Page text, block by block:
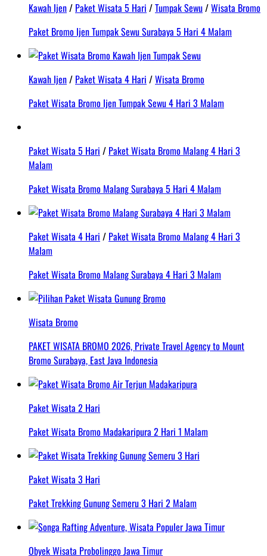
Kawah Ijen/ Paket Wisata 5 Hari /Tumpak Sewu/Wisata Bromo
Paket Bromo Ijen Tumpak Sewu Surabaya 5 Hari 4 Malam
Kawah Ijen/ Paket Wisata 4 Hari /Wisata Bromo
Paket Wisata Bromo Ijen Tumpak Sewu 4 Hari 3 Malam
Paket Wisata 5 Hari / Paket Wisata Bromo Malang 4 Hari 3
Malam
Paket Wisata Bromo Malang Surabaya 5 Hari 4 Malam
Paket Wisata 4 Hari / Paket Wisata Bromo Malang 4 Hari 3
Malam
Paket Wisata Bromo Malang Surabaya 4 Hari 3 Malam
Wisata Bromo
PAKET WISATA BROMO 2026, Private Travel Agency to Mount
Bromo Surabaya, East Java Indonesia
Paket Wisata 2 Hari
Paket Wisata Bromo Madakaripura 2 Hari 1 Malam
Paket Wisata 3 Hari
Paket Trekking Gunung Semeru 3 Hari 2 Malam
Obyek Wisata Probolinggo Jawa Timur